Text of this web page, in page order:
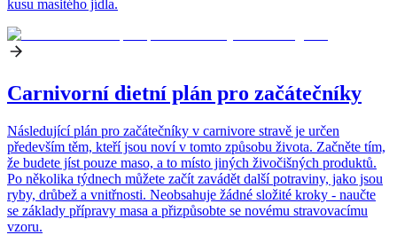
kusu masitého jídla.
Carnivorní dietní plán pro začátečníky
Následující plán pro začátečníky v carnivore stravě je určen
především těm, kteří jsou noví v tomto způsobu života. Začněte tím,
že budete jíst pouze maso, a to místo jiných živočišných produktů.
Po několika týdnech můžete začít zavádět další potraviny, jako jsou
ryby, drůbež a vnitřnosti. Neobsahuje žádné složité kroky - naučte
se základy přípravy masa a přizpůsobte se novému stravovacímu
vzoru.